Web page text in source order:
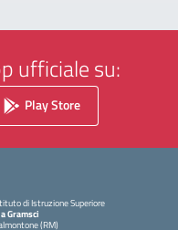
ufficiale su:
Play Store
di Istruzione Superiore
Gramsci
(RM)